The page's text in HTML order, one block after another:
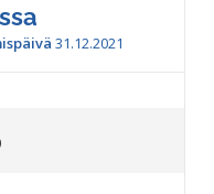
31.12.2021